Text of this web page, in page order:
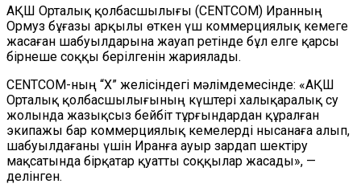
АҚШ Орталық қолбасшылығы (CENTCOM) Иранның
Ормуз бұғазы арқылы өткен үш коммерциялық кемеге
жасаған шабуылдарына жауап ретінде бұл елге қарсы
бірнеше соққы берілгенін жариялады.
CENTCOM-ның “Х” желісіндегі мәлімдемесінде: «АҚШ
Орталық қолбасшылығының күштері халықаралық су
жолында жазықсыз бейбіт тұрғындардан құралған
экипажы бар коммерциялық кемелерді нысанаға алып,
шабуылдағаны үшін Иранға ауыр зардап шектіру
мақсатында бірқатар қуатты соққылар жасады», —
делінген.